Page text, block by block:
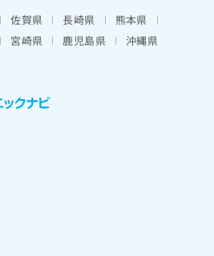
佐賀県 長崎県
熊本県
宮崎県 鹿児島県 沖縄県